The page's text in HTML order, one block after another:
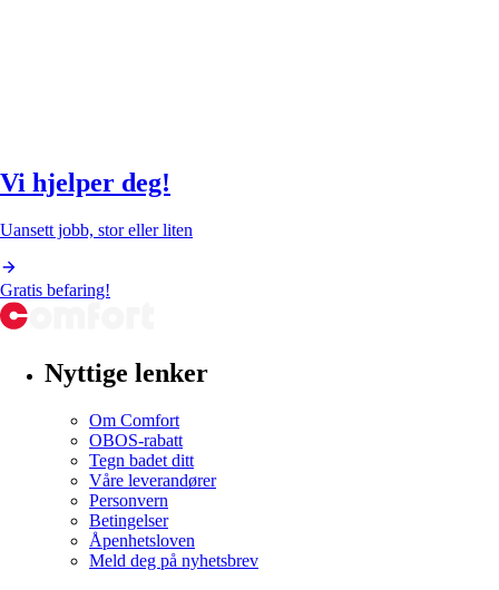
Vi hjelper deg!
Uansett jobb, stor eller liten
Gratis befaring!
Nyttige lenker
Om Comfort
OBOS-rabatt
Tegn badet ditt
Våre leverandører
Personvern
Betingelser
Åpenhetsloven
Meld deg på nyhetsbrev